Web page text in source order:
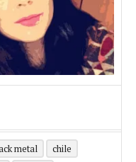
metal
chile